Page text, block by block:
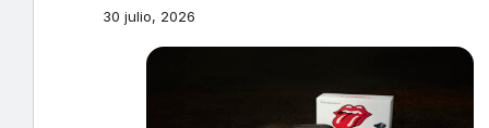
30 julio, 2026